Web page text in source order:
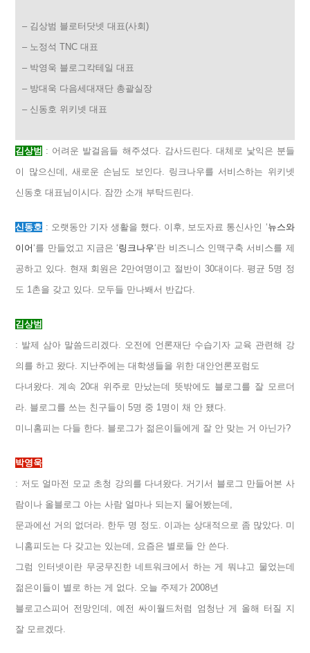
– 김상범 블로터닷넷 대표(사회)
– 노정석 TNC 대표
– 박영욱 블로그칵테일 대표
– 방대욱 다음세대재단 총괄실장
– 신동호 위키넷 대표
김상범 : 어려운 발걸음들 해주셨다. 감사드린다. 대체로 낯익은 분들
이 많으신데, 새로운 손님도 보인다. 링크나우를 서비스하는 위키넷
신동호 대표님이시다. 잠깐 소개 부탁드린다.
신동호 : 오랫동안 기자 생활을 했다. 이후, 보도자료 통신사인 ‘뉴스와
이어‘를 만들었고 지금은 ‘링크나우‘란 비즈니스 인맥구축 서비스를 제
공하고 있다. 현재 회원은 2만여명이고 절반이 30대이다. 평균 5명 정
도 1촌을 갖고 있다. 모두들 만나봬서 반갑다.
김상범
: 발제 삼아 말씀드리겠다. 오전에 언론재단 수습기자 교육 관련해 강
의를 하고 왔다. 지난주에는 대학생들을 위한 대안언론포럼도
다녀왔다. 계속 20대 위주로 만났는데 뜻밖에도 블로그를 잘 모르더
라. 블로그를 쓰는 친구들이 5명 중 1명이 채 안 됐다.
미니홈피는 다들 한다. 블로그가 젊은이들에게 잘 안 맞는 거 아닌가?
박영욱
: 저도 얼마전 모교 초청 강의를 다녀왔다. 거기서 블로그 만들어본 사
람이나 올블로그 아는 사람 얼마나 되는지 물어봤는데,
문과에선 거의 없더라. 한두 명 정도. 이과는 상대적으로 좀 많았다. 미
니홈피도는 다 갖고는 있는데, 요즘은 별로들 안 쓴다.
그럼 인터넷이란 무궁무진한 네트워크에서 하는 게 뭐냐고 물었는데
젊은이들이 별로 하는 게 없다. 오늘 주제가 2008년
블로고스피어 전망인데, 예전 싸이월드처럼 엄청난 게 올해 터질 지
잘 모르겠다.